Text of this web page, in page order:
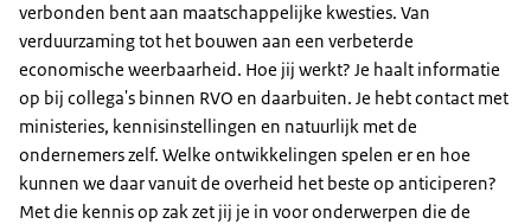
verbonden bent aan maatschappelijke kwesties. Van
verduurzaming tot het bouwen aan een verbeterde
economische weerbaarheid. Hoe jij werkt? Je haalt informatie
op bij collega's binnen RVO en daarbuiten. Je hebt contact met
ministeries, kennisinstellingen en natuurlijk met de
ondernemers zelf. Welke ontwikkelingen spelen er en hoe
kunnen we daar vanuit de overheid het beste op anticiperen?
Met die kennis op zak zet jij je in voor onderwerpen die de